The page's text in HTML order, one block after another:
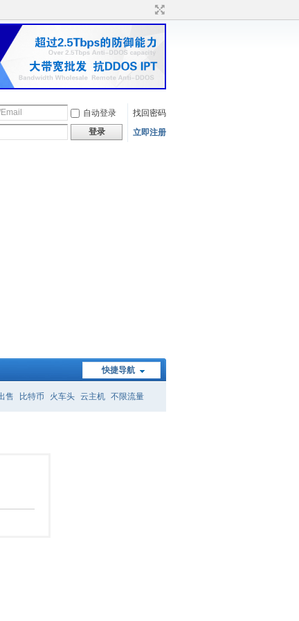
自动登录
找回密码
登录 立即注册
快捷导航
售 比特币 火车头 云主机 不限流量